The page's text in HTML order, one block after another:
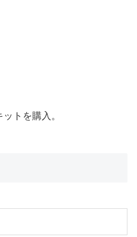
トを購入。